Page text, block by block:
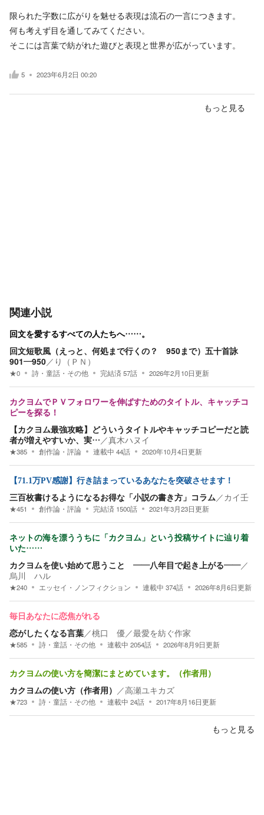
限られた字数に広がりを魅せる表現は流石の一言につきます。
何も考えず目を通してみてください。
そこには言葉で紡がれた遊びと表現と世界が広がっています。
5 2023年6月2日 00:20
もっと見る
関連小説
回文を愛するすべての人たちへ……。
回文短歌風（えっと、何処まで行くの？ 950まで）五十首詠
901―950／ り（ＰＮ）
★0 詩・童話・その他 完結済57話 2026年2月10日更新
カクヨムでＰＶフォロワーを伸ばすためのタイトル、キャッチコ
ピーを探る！
【カクヨム最強攻略】どういうタイトルやキャッチコピーだと読
者が増えやすいか、実… ／真木ハヌイ
★385 創作論・評論 連載中 44話 2020年10月4日更新
【71.1万PV感謝】行き詰まっているあなたを突破させます！
三百枚書けるようになるお得な「小説の書き方」コラム ／カイ壬
★451 創作論・評論 完結済 1500話 2021年3月23日更新
ネットの海を漂ううちに「カクヨム」という投稿サイトに辿り着
いた……
カクヨムを使い始めて思うこと ――八年目で起き上がる――／
烏川 ハル
★240 エッセイ・ノンフィクション 連載中 374話 2026年8月6日更新
毎日あなたに恋焦がれる
恋がしたくなる言葉／桃口 優／最愛を紡ぐ作家
★585 詩・童話・その他 連載中 2054話 2026年8月9日更新
カクヨムの使い方を簡潔にまとめています。（作者用）
カクヨムの使い方（作者用） ／高瀬ユキカズ
★723 詩・童話・その他 連載中 24話 2017年8月16日更新
もっと見る